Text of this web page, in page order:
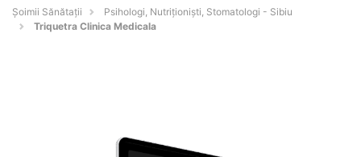
Şoimii Sănătații
Psihologi, Nutriționiști, Stomatologi - Sibiu
Triquetra Clinica Medicala